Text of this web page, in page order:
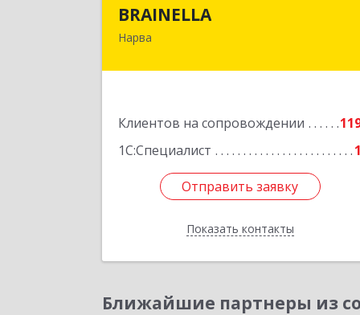
BRAINELLA
Нарва
Клиентов на сопровождении
1С:Специалист
1
Отправить заявку
Показать контакты
Отправить заявку
Назад
Ближайшие партнеры из